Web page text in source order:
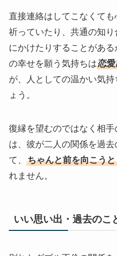
直接連絡はしてこなくて
祈っていたり、共通の知
にかけたりすることがあ
の幸せを願う気持ちは恋
が、人としての温かい気
ょう。
復縁を望むのではなく相
は、彼が二人の関係を過
て、 ちゃんと前を向こう
れません。
いい思い出・過去のこ